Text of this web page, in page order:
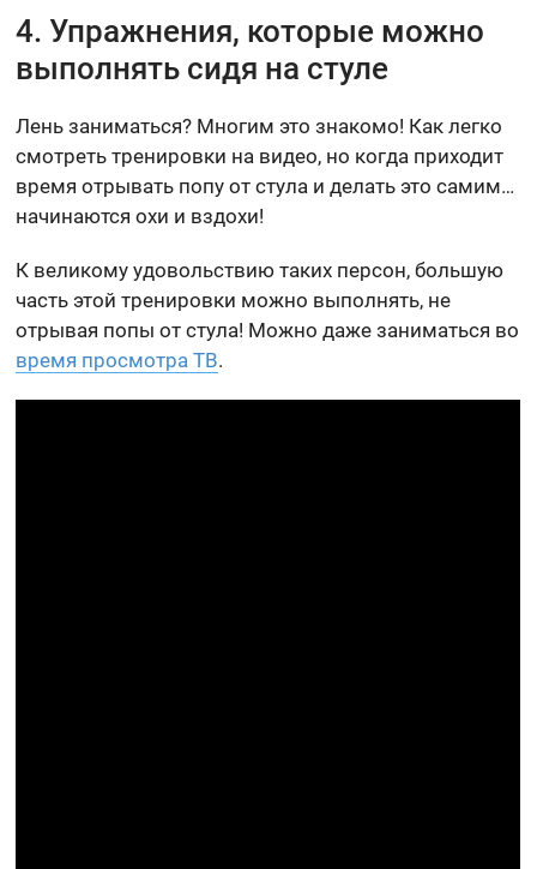
4. Упражнения, которые можно
выполнять сидя на стуле
Лень заниматься? Многим это знакомо! Как легко
смотреть тренировки на видео, но когда приходит
время отрывать попу от стула и делать это самим…
начинаются охи и вздохи!
К великому удовольствию таких персон, большую
часть этой тренировки можно выполнять, не
отрывая попы от стула! Можно даже заниматься во
время просмотра ТВ.